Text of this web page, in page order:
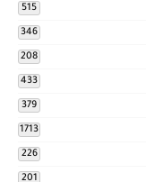
515
346
208
433
379
1713
226
201